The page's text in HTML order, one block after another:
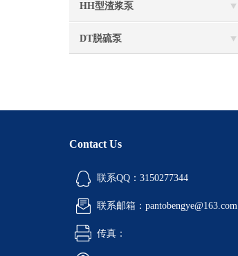
HH型渣浆泵
DT脱硫泵
Contact Us
联系QQ：3150277344
联系邮箱：pantobengye@163.com
传真：